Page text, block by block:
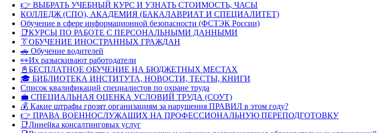
👉 ВЫБРАТЬ УЧЕБНЫЙ КУРС И УЗНАТЬ СТОИМОСТЬ, ЧАСЫ
КОЛЛЕДЖ (СПО), АКАДЕМИЯ (БАКАЛАВРИАТ И СПЕЦИАЛИТЕТ)
Обучение в сфере информационной безопасности (ФСТЭК России)
📑КУРСЫ ПО РАБОТЕ С ПЕРСОНАЛЬНЫМИ ДАННЫМИ
👔ОБУЧЕНИЕ ИНОСТРАННЫХ ГРАЖДАН
🚗 Обучение водителей
👀Их разыскивают работодатели
📓БЕСПЛАТНОЕ ОБУЧЕНИЕ НА БЮДЖЕТНЫХ МЕСТАХ
🎓 БИБЛИОТЕКА ИНСТИТУТА, НОВОСТИ, ТЕСТЫ, КНИГИ
Список квалификаций специалистов по охране труда
💼 СПЕЦИАЛЬНАЯ ОЦЕНКА УСЛОВИЙ ТРУДА (СОУТ)
💰 Какие штрафы грозят организациям за нарушения ПРАВИЛ в этом году?
👉 ПРАВА ВОЕННОСЛУЖАЩИХ НА ПРОФЕССИОНАЛЬНУЮ ПЕРЕПОДГОТОВКУ
📑Линейка консалтинговых услуг